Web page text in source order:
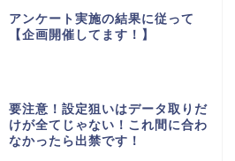
アンケート実施の結果に従って
【企画開催してます！】
要注意！設定狙いはデータ取りだ
けが全てじゃない！これ間に合わ
なかったら出禁です！